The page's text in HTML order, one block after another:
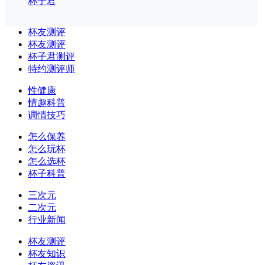
杯友测评
杯友测评
杯子君测评
特约测评师
性健康
情趣科普
调情技巧
怎么保养
怎么玩杯
怎么选杯
杯子科普
三次元
二次元
行业新闻
杯友测评
杯友知识